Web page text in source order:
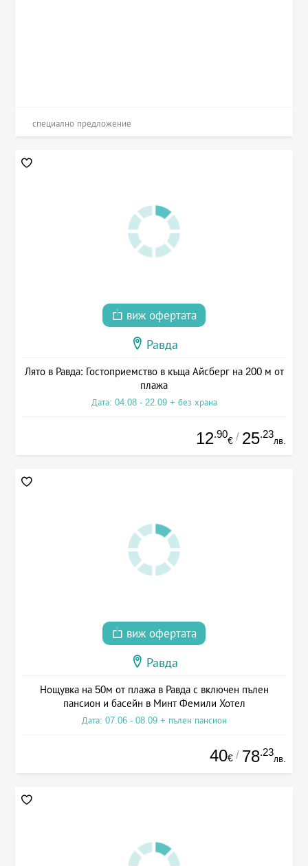
специално предложение
виж офертата
Равда
Лято в Равда: Гостоприемство в къща Айсберг на 200 м от
плажа
Дата: 04.08 - 22.09 + без храна
12.90
€ / 25.23
лв.
виж офертата
Равда
Нощувка на 50м от плажа в Равда с включен пълен
пансион и басейн в Минт Фемили Хотел
Дата: 07.06 - 08.09 + пълен пансион
40€ / 78.23
лв.